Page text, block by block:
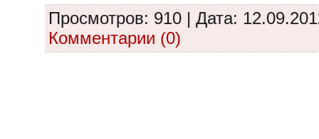
Просмотров: 910 | Дата:
Комментарии (0)